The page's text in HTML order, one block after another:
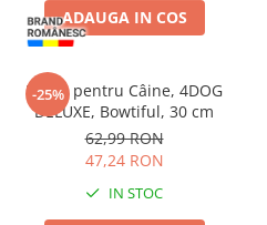
ADAUGA IN COS
-25%
Haină pentru Câine, 4DOG
DELUXE, Bowtiful, 30 cm
62,99 RON
47,24 RON
IN STOC